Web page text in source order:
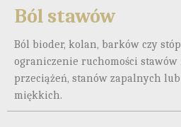
Ból stawów
Ból bioder, kolan, barków czy
ograniczenie ruchomości stawów
przeciążeń, stanów zapalnych
miękkich.